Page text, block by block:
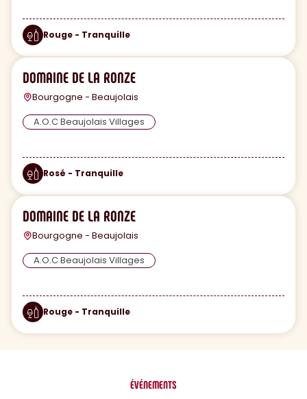
Rouge - Tranquille
DOMAINE DE LA RONZE
Bourgogne - Beaujolais
A.O.C Beaujolais Villages
Rosé - Tranquille
DOMAINE DE LA RONZE
Bourgogne - Beaujolais
A.O.C Beaujolais Villages
Rouge - Tranquille
ÉVÉNEMENTS